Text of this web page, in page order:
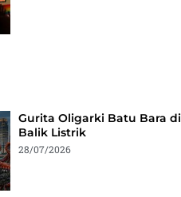
Gurita Oligarki Batu Bara di
Balik Listrik
28/07/2026